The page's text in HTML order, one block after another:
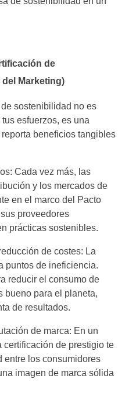
de
Marketing)
sostenibilidad no es
esfuerzos, es una
beneficios tangibles
Cada vez más, las
y los mercados de
en el marco del Pacto
proveedores
prácticas sostenibles.
de costes: La
puntos de ineficiencia.
reducir el consumo de
bueno para el planeta,
de resultados.
de marca: En un
certificación de prestigio te
entre los consumidores
imagen de marca sólida